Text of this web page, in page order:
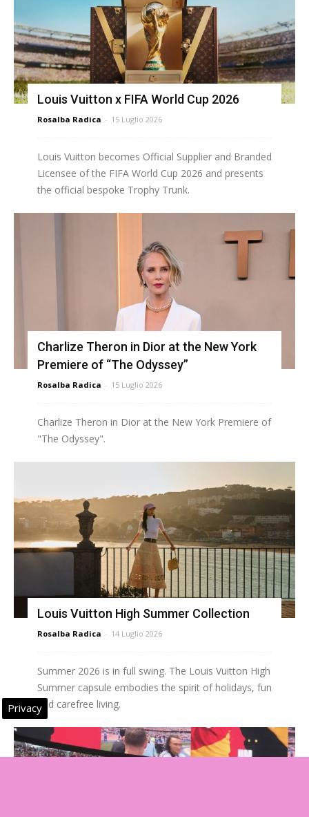
Louis Vuitton x FIFA World Cup 2026
Rosalba Radica - 15 Luglio 2026
Louis Vuitton becomes Official Supplier and Branded
Licensee of the FIFA World Cup 2026 and presents
the official bespoke Trophy Trunk.
Charlize Theron in Dior at the New York
Premiere of “The Odyssey”
Rosalba Radica - 15 Luglio 2026
Charlize Theron in Dior at the New York Premiere of
"The Odyssey".
Louis Vuitton High Summer Collection
Rosalba Radica - 14 Luglio 2026
Summer 2026 is in full swing. The Louis Vuitton High
Summer capsule embodies the spirit of holidays, fun
and carefree living.
Privacy